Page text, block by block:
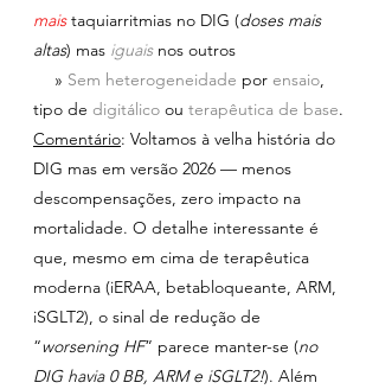
mais taquiarritmias no DIG (doses mais
altas) mas iguais nos outros
» Sem heterogeneidade por ensaio,
tipo de digitálico ou terapêutica de base.
Comentário: Voltamos à velha história do
DIG mas em versão 2026 — menos
descompensações, zero impacto na
mortalidade. O detalhe interessante é
que, mesmo em cima de terapêutica
moderna (iERAA, betabloqueante, ARM,
iSGLT2), o sinal de redução de
“worsening HF” parece manter-se (no
DIG havia 0 BB, ARM e iSGLT2!). Além